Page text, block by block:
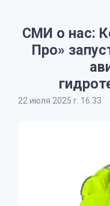
СМИ о нас:
Про»
22 июля 2025 г. 16:33